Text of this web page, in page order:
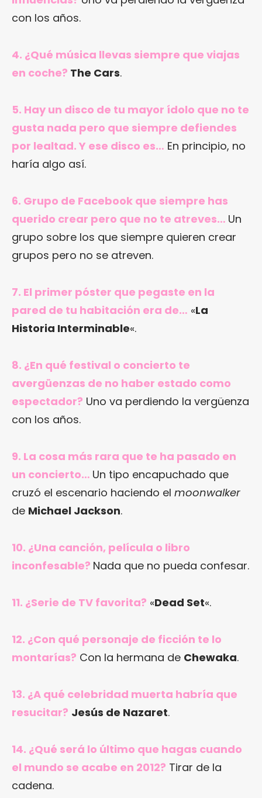
con los años.
4. ¿Qué música llevas siempre que viajas
en coche? The Cars.
5. Hay un disco de tu mayor ídolo que no te
gusta nada pero que siempre defiendes
por lealtad. Y ese disco es… En principio, no
haría algo así.
6. Grupo de Facebook que siempre has
querido crear pero que no te atreves… Un
grupo sobre los que siempre quieren crear
grupos pero no se atreven.
7. El primer póster que pegaste en la
pared de tu habitación era de… «La
Historia Interminable«.
8. ¿En qué festival o concierto te
avergüenzas de no haber estado como
espectador? Uno va perdiendo la vergüenza
con los años.
9. La cosa más rara que te ha pasado en
un concierto… Un tipo encapuchado que
cruzó el escenario haciendo el moonwalker
de Michael Jackson.
10. ¿Una canción, película o libro
inconfesable? Nada que no pueda confesar.
11. ¿Serie de TV favorita? «Dead Set«.
12. ¿Con qué personaje de ficción te lo
montarías? Con la hermana de Chewaka.
13. ¿A qué celebridad muerta habría que
resucitar? Jesús de Nazaret.
14. ¿Qué será lo último que hagas cuando
el mundo se acabe en 2012? Tirar de la
cadena.